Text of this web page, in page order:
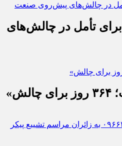
تأمل در چالش‌های